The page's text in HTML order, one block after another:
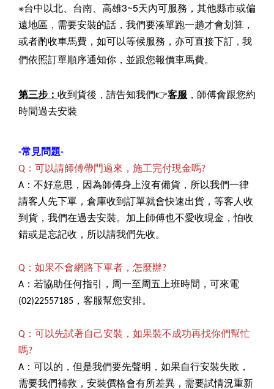
※台中以北、台南、高雄3~5天內可服務，其他縣市或偏
遠地區，需要安裝的話，我們要湊單跑一趟才會划算，
或者酌收車馬費， 如可以等候服務，亦可直接下訂 ， 我
們依照訂單順序通知你，並跟您報價車馬費。
第三步： 收到貨後，請告知我們👉客服 ，師傅會跟您約
時間過去安裝
-常見問題-
Q：可以請師傅帶門過來，施工完付現金嗎?
A：不好意思，因為師傅身上沒有備貨，所以我們一律
請客人先下單，倉庫收到訂單就會快速出貨，等客人收
到貨，我們在過去安裝。加上師傅也不愛收現金，怕收
錯或是忘記收，所以請我們先收。
Q：如果不會網路下單者，怎麼辦?
A：若協助任何指引，周一至周五上班時間，可來電
(02)22557185，客服幫您安排。
Q：可以先試著自己安裝，如果裝不成功再找你們幫忙
嗎?
A：可以的，但是我們要先聲明，如果自行安裝失敗，
需要我們補救，安裝價格會有所差異，需要試情況重新